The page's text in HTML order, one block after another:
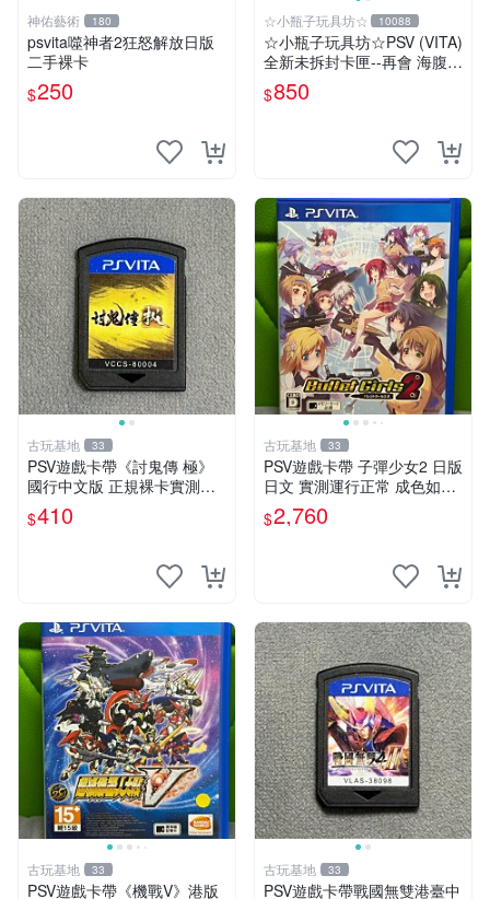
神佑藝術 180
psvita噬神者2狂怒解放日版
二手裸卡
$250
☆小瓶子玩具坊☆ 10088
☆小瓶子玩具坊☆PSV (VITA)
全新未拆封卡匣--再會 海腹川
背 閃
$850
古玩基地 33
PSV遊戲卡帶《討鬼傳 極》
國行中文版 正規裸卡實測無
誤 索尼官方認證 減價促銷 訂
購越早越劃算 討鬼傳 極 PSV
$410
古玩基地 33
PSV遊戲卡帶 子彈少女2 日版
日文 實測運行正常 成色如圖
售時不退 子彈少女 PSV 游戲
$2,760
古玩基地 33
PSV遊戲卡帶《機戰V》港版
古玩基地 33
PSV遊戲卡帶戰國無雙港臺中